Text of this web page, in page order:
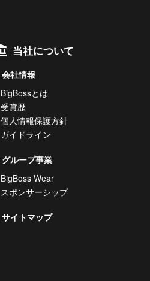
当社について
会社情報
BigBossとは
受賞歴
個人情報保護方針
ガイドライン
グループ事業
BigBoss Wear
スポンサーシップ
サイトマップ